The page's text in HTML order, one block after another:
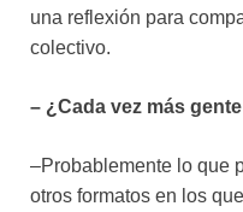
una reflexión para
colectivo.
– ¿Cada vez más
–Probablemente lo que
otros formatos en los